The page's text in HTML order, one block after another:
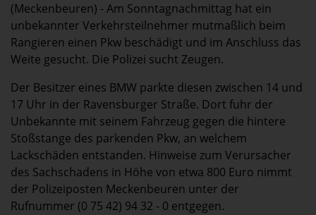
(Meckenbeuren) - Am Sonntagnachmittag hat ein
unbekannter Verkehrsteilnehmer mutmaßlich beim
Rangieren einen Pkw beschädigt und im Anschluss das
Weite gesucht. Die Polizei sucht Zeugen.
Der Besitzer eines BMW parkte diesen zwischen 14 und
17 Uhr in der Ravensburger Straße. Dort fuhr der
Unbekannte mit seinem Fahrzeug gegen die hintere
Stoßstange des parkenden Pkw, an welchem
Lackschäden entstanden. Hinweise zum Verursacher
des Sachschadens in Höhe von etwa 800 Euro nimmt
der Polizeiposten Meckenbeuren unter der
Rufnummer (0 75 42) 94 32 - 0 entgegen.